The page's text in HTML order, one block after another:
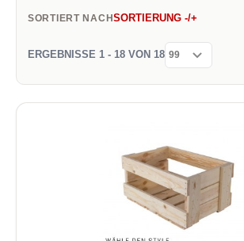
SORTIERT NACHSORTIERUNG -/+
ERGEBNISSE 1 - 18 VON 18